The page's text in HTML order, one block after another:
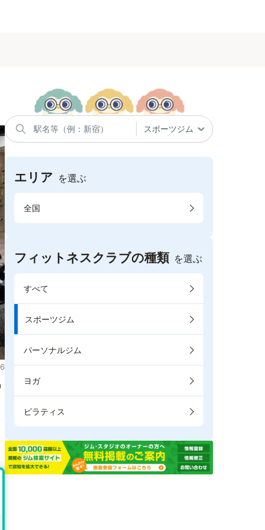
エリア を選ぶ
全国
フィットネスクラブの種類 を選ぶ
すべて
スポーツジム
パーソナルジム
ヨガ
ピラティス